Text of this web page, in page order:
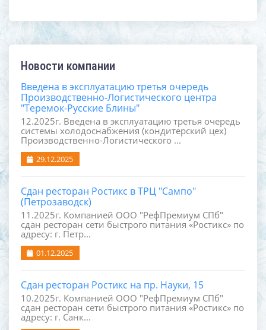
Новости компании
Введена в эксплуатацию третья очередь
Производственно-Логистического центра
"Теремок-Русские Блины"
12.2025г. Введена в эксплуатацию третья очередь
системы холодоснабжения (кондитерский цех)
Производственно-Логистического ...
29.12.2025
Сдан ресторан Ростикс в ТРЦ "Сампо"
(Петрозаводск)
11.2025г. Компанией ООО "РефПремиум СПб"
сдан ресторан сети быстрого питания «Ростикс» по
адресу: г. Петр...
01.12.2025
Сдан ресторан Ростикс на пр. Науки, 15
10.2025г. Компанией ООО "РефПремиум СПб"
сдан ресторан сети быстрого питания «Ростикс» по
адресу: г. Санк...